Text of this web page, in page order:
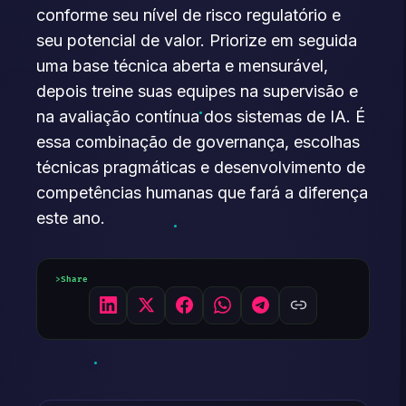
conforme seu nível de risco regulatório e
seu potencial de valor. Priorize em seguida
uma base técnica aberta e mensurável,
depois treine suas equipes na supervisão e
na avaliação contínua dos sistemas de IA. É
essa combinação de governança, escolhas
técnicas pragmáticas e desenvolvimento de
competências humanas que fará a diferença
este ano.
Share